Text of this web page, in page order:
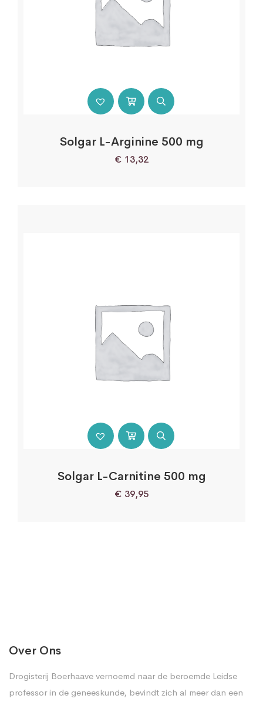
Solgar L-Arginine 500 mg
€ 13,32
Solgar L-Carnitine 500 mg
€ 39,95
Over Ons
Drogisterij Boerhaave vernoemd naar de beroemde Leidse
professor in de geneeskunde, bevindt zich al meer dan een